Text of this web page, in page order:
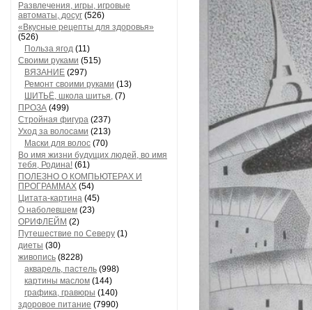
Развлечения, игры, игровые
автоматы, досуг (526)
«Вкусные рецепты для здоровья»
(526)
Польза ягод (11)
Своими руками (515)
ВЯЗАНИЕ (297)
Ремонт своими руками (13)
ШИТЬЁ, школа шитья, (7)
ПРОЗА (499)
Стройная фигура (237)
Уход за волосами (213)
Маски для волос (70)
Во имя жизни будущих людей, во имя
тебя, Родина! (61)
ПОЛЕЗНО О КОМПЬЮТЕРАХ И
ПРОГРАММАХ (54)
Цитата-картина (45)
О наболевшем (23)
ОРИФЛЕЙМ (2)
Путешествие по Северу (1)
диеты (30)
живопись (8228)
акварель, пастель (998)
картины маслом (144)
графика, гравюры (140)
здоровое питание (7990)